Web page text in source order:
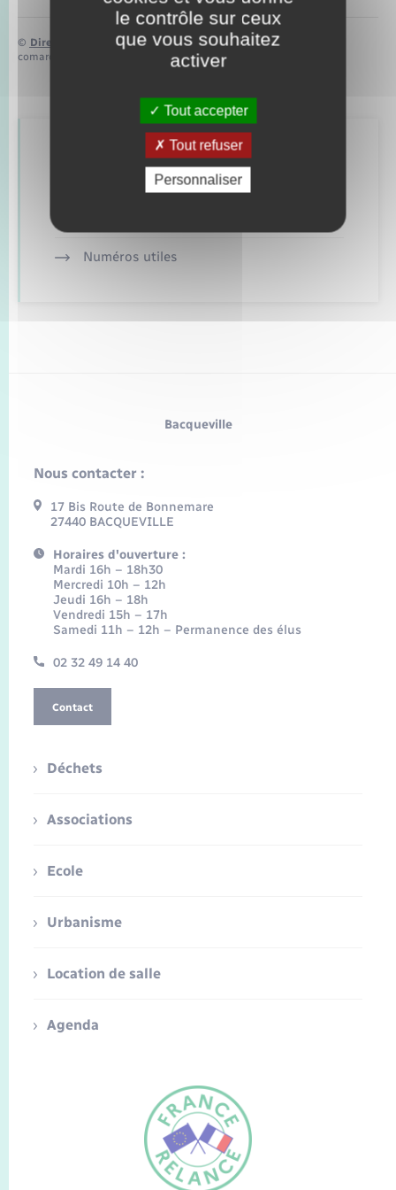
FR
© Direction de l’information légale et administrative
comarquage developpé par
baseo.io
Retrouvez aussi
Numéros utiles
Bacqueville
Nous contacter :
17 Bis Route de Bonnemare
27440 BACQUEVILLE
Horaires d'ouverture :
Mardi 16h – 18h30
Mercredi 10h – 12h
Jeudi 16h – 18h
Vendredi 15h – 17h
Samedi 11h – 12h – Permanence des élus
02 32 49 14 40
Contact
Déchets
Associations
Ecole
Urbanisme
Location de salle
Agenda
le contrôle sur ceux
que vous souhaitez
activer
Tout accepter
Tout refuser
Personnaliser